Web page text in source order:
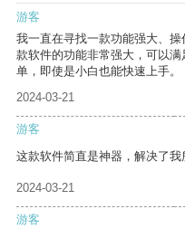
游客
我一直在寻找一款功能强大、
款软件的功能非常强大，可以
单，即使是小白也能快速上手。
2024-03-21
游客
这款软件简直是神器，解决了我
2024-03-21
游客